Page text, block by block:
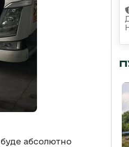
буде абсолютно